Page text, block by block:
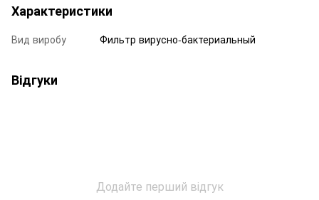
Характеристики
Вид виробу Фильтр вирусно-бактериальный
Відгуки
Додайте перший відгук